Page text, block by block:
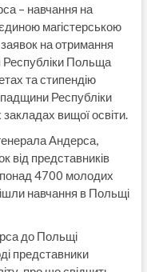
– навчання на
магістерською
на отримання
Республіки Польща
та стипендію
Республіки
вищої освіти.
Андерса,
від представників
понад 4700 молодих
навчання в Польщі
до Польщі
представники